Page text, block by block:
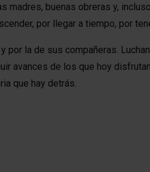
madres, buenas obreras y,
por llegar a tiempo, por
por la de sus compañeras.
avances de los que hoy
que hay detrás.